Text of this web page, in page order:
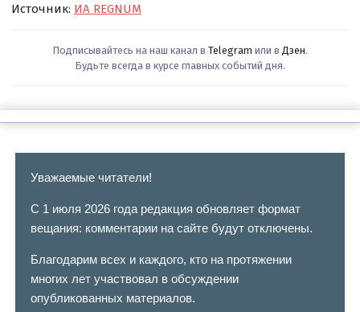
Источник: ИА REGNUM
Подписывайтесь на наш канал в Telegram или в Дзен.
Будьте всегда в курсе главных событий дня.
Уважаемые читатели!
С 1 июля 2026 года редакция обновляет формат
вещания: комментарии на сайте будут отключены.
Благодарим всех и каждого, кто на протяжении
многих лет участвовал в обсуждении
опубликованных материалов.